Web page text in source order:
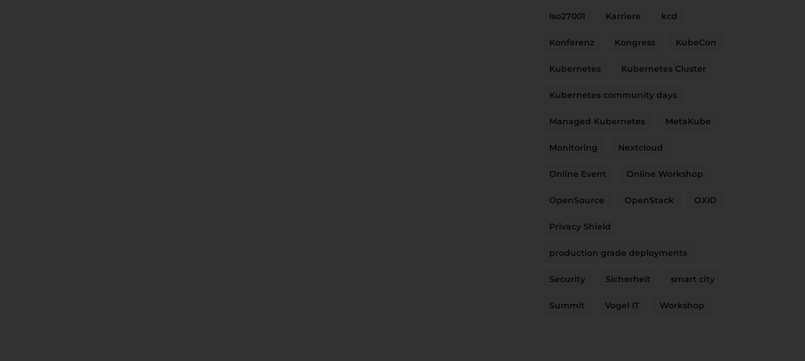
Iso27001 Karriere kcd
Konferenz Kongress KubeCon
Kubernetes Kubernetes Cluster
Kubernetes community days
Managed Kubernetes MetaKube
Monitoring Nextcloud
Online Event Online Workshop
OpenSource OpenStack OXID
Privacy Shield
production grade deployments
Security Sicherheit smart city
Summit Vogel IT Workshop